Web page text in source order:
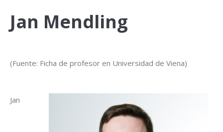
Jan Mendling
(Fuente: Ficha de profesor en Universidad de Viena)
Jan